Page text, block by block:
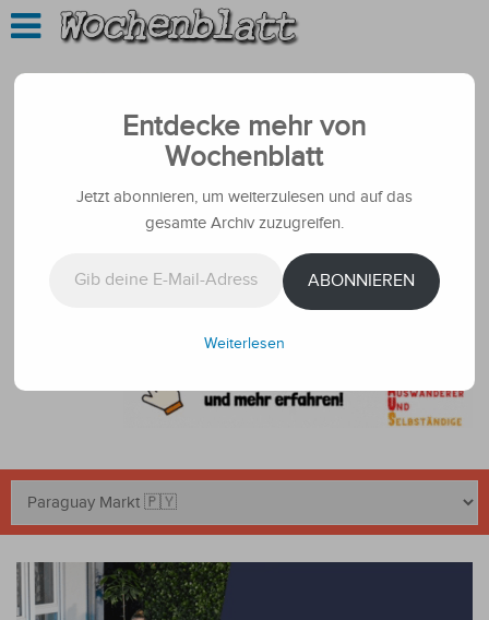
Entdecke mehr von
Wochenblatt
Jetzt abonnieren, um weiterzulesen und auf das
gesamte Archiv zuzugreifen.
ABONNIEREN
Weiterlesen